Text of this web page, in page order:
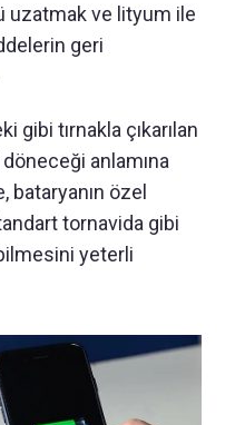
uzatmak ve lityum ile
geri
gibi tırnakla çıkarılan
anlamına
bataryanın özel
tornavida gibi
yeterli